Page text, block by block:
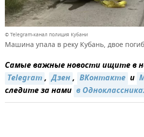
© Telegram-канал полиция Кубани
Машина упала в реку Кубань, двое
Самые важные новости ищите в
Telegram, Дзен, ВКонтакте и
следите за нами в